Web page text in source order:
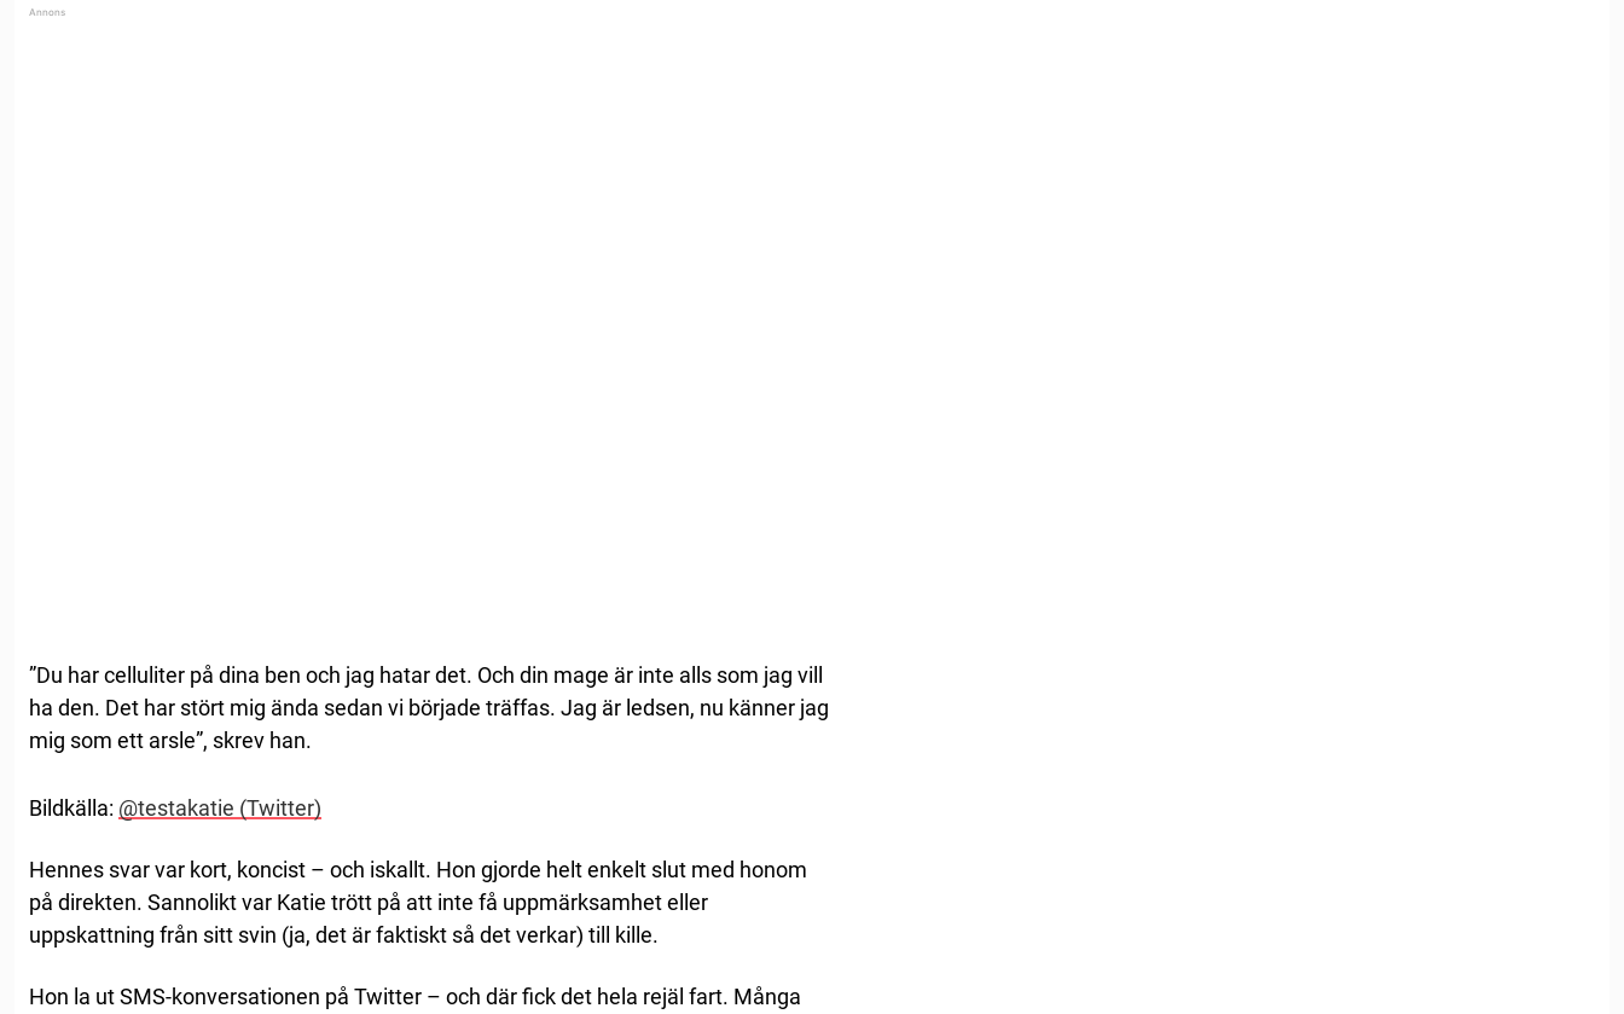
”Du har celluliter på dina ben och jag hatar det. Och din mage är inte alls som jag vill
ha den. Det har stört mig ända sedan vi började träffas. Jag är ledsen, nu känner jag
mig som ett arsle”, skrev han.
Bildkälla: @testakatie (Twitter)
Hennes svar var kort, koncist – och iskallt. Hon gjorde helt enkelt slut med honom
på direkten. Sannolikt var Katie trött på att inte få uppmärksamhet eller
uppskattning från sitt svin (ja, det är faktiskt så det verkar) till kille.
Hon la ut SMS-konversationen på Twitter – och där fick det hela rejäl fart. Många